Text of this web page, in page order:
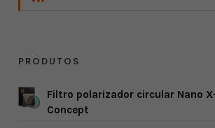
PRODUTOS
Filtro polarizador circular Nano
Concept